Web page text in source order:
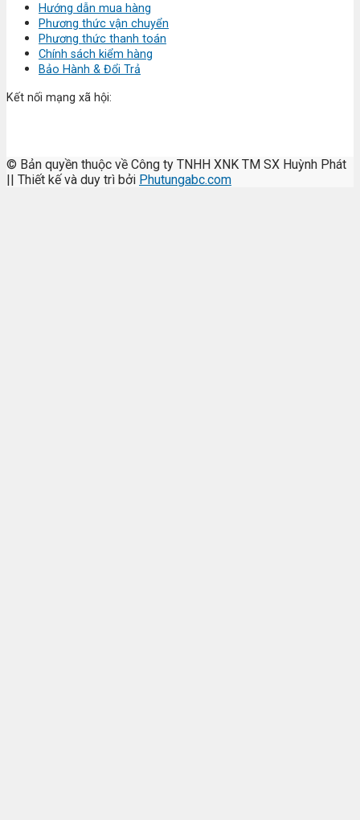
Hướng dẫn mua hàng
Phương thức vận chuyển
Phương thức thanh toán
Chính sách kiểm hàng
Bảo Hành & Đổi Trả
Kết nối mạng xã hội:
© Bản quyền thuộc về Công ty TNHH XNK TM SX Huỳnh Phát
|| Thiết kế và duy trì bởi Phutungabc.com